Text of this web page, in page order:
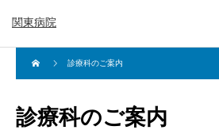
関東病院
診療科のご案内
診療科のご案内